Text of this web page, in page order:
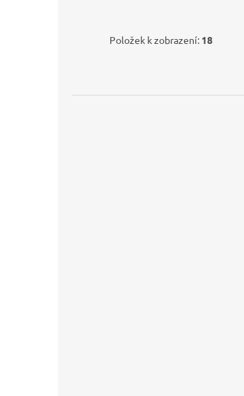
Položek k zobrazení: 18